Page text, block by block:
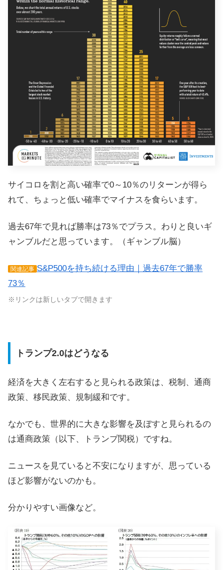
サイコロを割と高い確率で0～10％のリターンが得ら
れて、ちょっと低い確率でマイナスを食らいます。
過去67年で見れば勝率は73％でプラス。わりと良いギ
ャンブルだと思っています。（ギャンブル脳）
関連記事 S&P500を持ち続ける理由｜過去67年で勝率
73％
※リンクは新しいタブで開きます
トランプ2.0はどうなる
経済を大きく左右すると見られる政策は、税制、通商
政策、移民政策、規制緩和です。
なかでも、世界的に大きな影響を及ぼすと見られるの
は通商政策（以下、トランプ関税）ですね。
ニュースを見ていると不安になりますが、思っている
ほど影響がないのかも。
分かりやすい画像など。